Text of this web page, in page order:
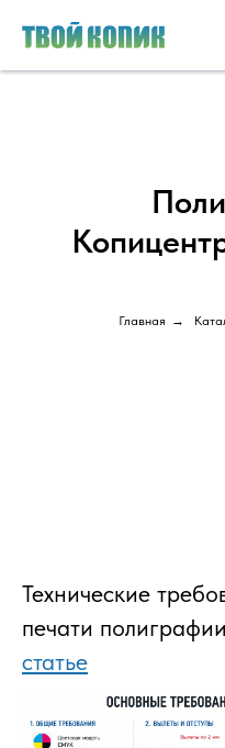
Главная →
Технические
печати
статье